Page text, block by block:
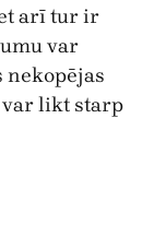
arī tur ir
var
nekopējas
var likt starp